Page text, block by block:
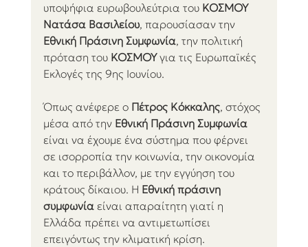
υποψήφια ευρωβουλεύτρια του ΚΟΣΜΟΥ
Νατάσα Βασιλείου, παρουσίασαν την
Εθνική Πράσινη Συμφωνία, την πολιτική
πρόταση του ΚΟΣΜΟΥ για τις Ευρωπαϊκές
Εκλογές της 9ης Ιουνίου.
Όπως ανέφερε ο Πέτρος Κόκκαλης, στόχος
μέσα από την Εθνική Πράσινη Συμφωνία
είναι να έχουμε ένα σύστημα που φέρνει
σε ισορροπία την κοινωνία, την οικονομία
και το περιβάλλον, με την εγγύηση του
κράτους δίκαιου. Η Εθνική πράσινη
συμφωνία είναι απαραίτητη γιατί η
Ελλάδα πρέπει να αντιμετωπίσει
επειγόντως την κλιματική κρίση.